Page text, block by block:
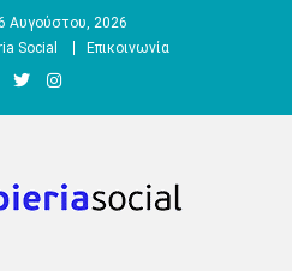
Αυγούστου, 2026
Social
Επικοινωνία